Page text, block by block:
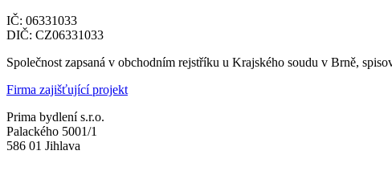
IČ: 06331033
DIČ: CZ06331033
Společnost zapsaná v obchodním rejstříku u Krajského soudu v Brně,
Firma zajišťující projekt
Prima bydlení s.r.o.
Palackého 5001/1
586 01 Jihlava